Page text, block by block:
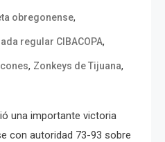
obregonense,
regular CIBACOPA,
, Zonkeys de Tijuana,
una importante victoria
con autoridad 73-93 sobre